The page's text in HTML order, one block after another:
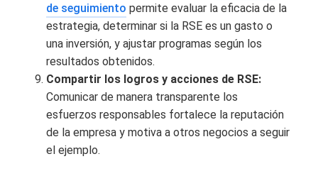
de seguimiento permite evaluar la eficacia de la
estrategia, determinar si la RSE es un gasto o
una inversión, y ajustar programas según los
resultados obtenidos.
Compartir los logros y acciones de RSE:
Comunicar de manera transparente los
esfuerzos responsables fortalece la reputación
de la empresa y motiva a otros negocios a seguir
el ejemplo.